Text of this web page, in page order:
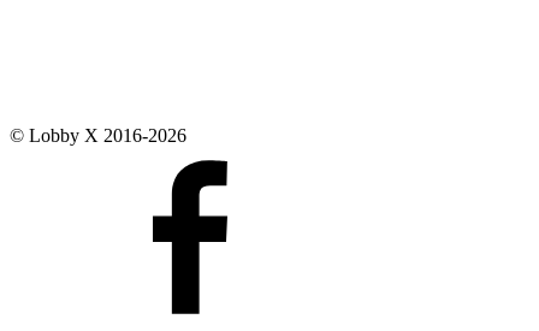
© Lobby X 2016-2026